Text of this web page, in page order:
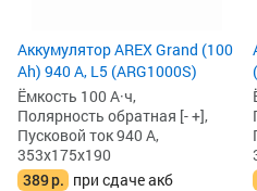
Аккумулятор AREX Grand (100
Ah) 940 А, L5 (ARG1000S)
Ёмкость 100 А·ч,
Полярность обратная [- +],
Пусковой ток 940 А,
353x175x190
389р. при сдаче акб